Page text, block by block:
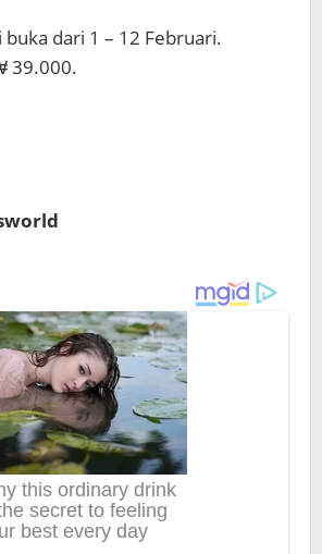
dari 1 – 12 Februari.
39.000.